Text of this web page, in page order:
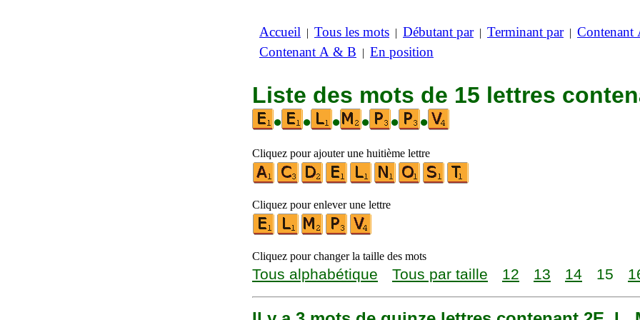
Accueil | Tous les mots | Débutant par| Terminant par| Contenant
Contenant A & B | En position
Liste des mots de 15 lettres
•
• • • • •
Cliquez pour ajouter une huitième lettre
Cliquez pour enlever une lettre
Cliquez pour changer la taille des mots
Tous alphabétique Tous par taille 12 13 14 15